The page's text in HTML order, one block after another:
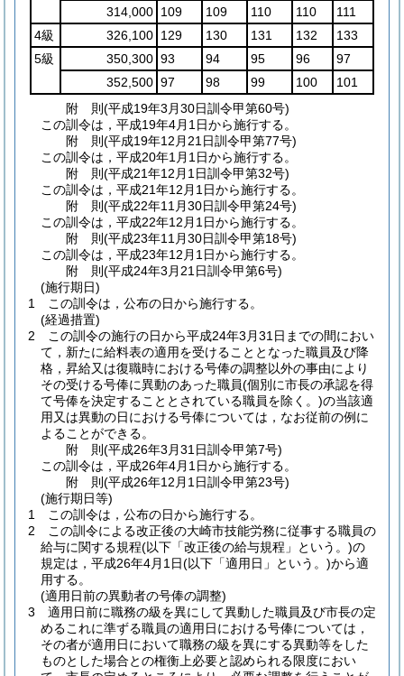
314,000 109 109 110 110
111
4級
326,100 129 130 131 132
133
5級
350,300 93 94 95 96
97
352,500 97 98 99 100
101
附 則(平成19年3月30日訓令甲第60号)
この訓令は，平成19年4月1日から施行する。
附 則(平成19年12月21日訓令甲第77号)
この訓令は，平成20年1月1日から施行する。
附 則(平成21年12月1日訓令甲第32号)
この訓令は，平成21年12月1日から施行する。
附 則(平成22年11月30日訓令甲第24号)
この訓令は，平成22年12月1日から施行する。
附 則(平成23年11月30日訓令甲第18号)
この訓令は，平成23年12月1日から施行する。
附 則(平成24年3月21日訓令甲第6号)
(施行期日)
1
この訓令は，公布の日から施行する。
(経過措置)
2
この訓令の施行の日から平成24年3月31日までの間におい
て，新たに給料表の適用を受けることとなった職員及び降
格，昇給又は復職時における号俸の調整以外の事由により
その受ける号俸に異動のあった職員(個別に市長の承認を得
て号俸を決定することとされている職員を除く。)の当該適
用又は異動の日における号俸については，なお従前の例に
よることができる。
附 則(平成26年3月31日訓令甲第7号)
この訓令は，平成26年4月1日から施行する。
附 則(平成26年12月1日訓令甲第23号)
(施行期日等)
1
この訓令は，公布の日から施行する。
2
この訓令による改正後の大崎市技能労務に従事する職員の
給与に関する規程(以下「改正後の給与規程」という。)の
規定は，平成26年4月1日(以下「適用日」という。)から適
用する。
(適用日前の異動者の号俸の調整)
3
適用日前に職務の級を異にして異動した職員及び市長の定
めるこれに準ずる職員の適用日における号俸については，
その者が適用日において職務の級を異にする異動等をした
ものとした場合との権衡上必要と認められる限度におい